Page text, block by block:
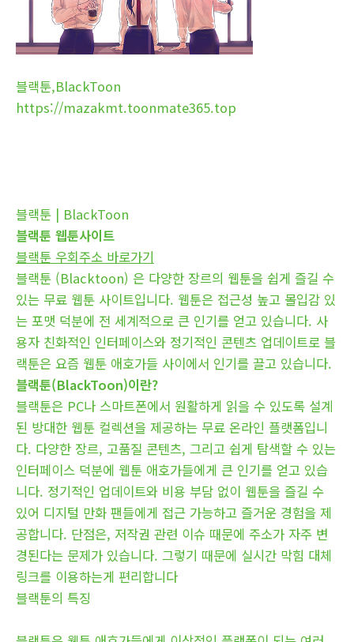
블랙툰,BlackToon
https://mazakmt.toonmate365.top
블랙툰 | BlackToon
블랙툰 웹툰사이트
블랙툰 우회주소 바로가기
블랙툰 (Blacktoon) 은 다양한 장르의 웹툰을 쉽게 즐길 수
있는 무료 웹툰 사이트입니다. 웹툰은 접근성 높고 몰입감 있
는 포맷 덕분에 전 세계적으로 큰 인기를 얻고 있습니다. 사
용자 친화적인 인터페이스와 정기적인 콘텐츠 업데이트로 블
랙툰은 요즘 웹툰 애호가들 사이에서 인기를 끌고 있습니다.
블랙툰(BlackToon)이란?
블랙툰은 PC나 스마트폰에서 원활하게 읽을 수 있도록 설계
된 방대한 웹툰 컬렉션을 제공하는 무료 온라인 플랫폼입니
다. 다양한 장르, 고품질 콘텐츠, 그리고 쉽게 탐색할 수 있는
인터페이스 덕분에 웹툰 애호가들에게 큰 인기를 얻고 있습
니다. 정기적인 업데이트와 비용 부담 없이 웹툰을 즐길 수
있어 디지털 만화 팬들에게 접근 가능하고 즐거운 경험을 제
공합니다. 단점은, 저작권 관련 이슈 때문에 주소가 자주 변
경된다는 문제가 있습니다. 그렇기 때문에 실시간 막힘 대체
링크를 이용하는게 편리합니다
블랙툰의 특징